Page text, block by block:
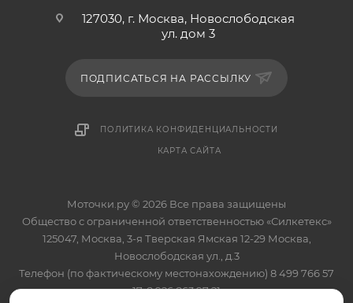
127030, г. Москва, Новослободская
ул. дом 3
ПОДПИСАТЬСЯ НА РАССЫЛКУ
ПОЛИТИКА КОНФИДЕНЦИАЛЬНОСТИ
КАРТА САЙТА
Моточки.ру © 2026 Все права защищены
Общество с ограниченной ответственностью «Силкетекс»
125047, Москва, 3-я Тверская Ямская 12-29 Москва,
Новослободская ул., д.3
Телефон (по фактическому местонахождению) 8 499 766 57
17, 8 926 863 97 21